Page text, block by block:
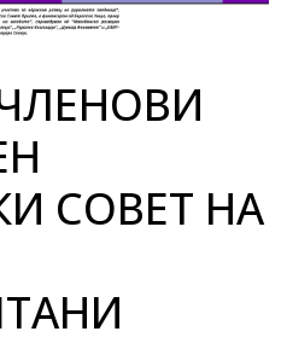
СОВЕТ НА